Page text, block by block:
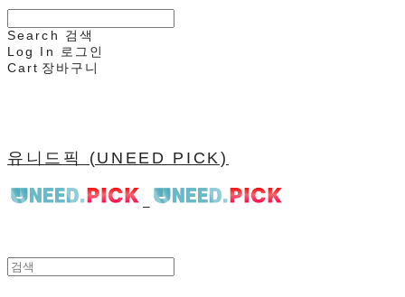
Search
검색
Log In
로그인
Cart 장바구니
유니드픽 (UNEED PICK)